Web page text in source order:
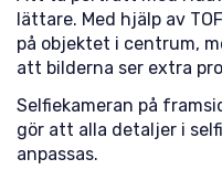
lättare. Med hjälp av
på objektet i centrum,
att bilderna ser extra
Selfiekameran på
gör att alla detaljer i
anpassas.